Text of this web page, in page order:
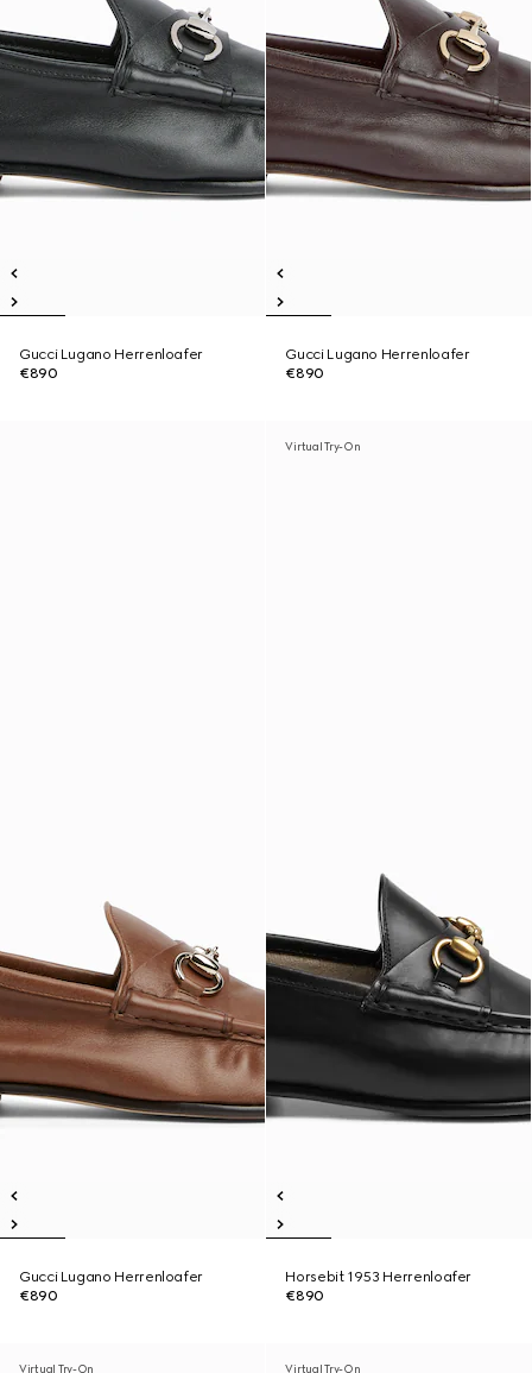
Gucci Lugano Herrenloafer
€890
Gucci Lugano Herrenloafer
€890
Gucci Lugano Herrenloafer
€890
Virtual Try-On
Horsebit 1953 Herrenloafer
€890
Virtual Try-On Virtual Try-On